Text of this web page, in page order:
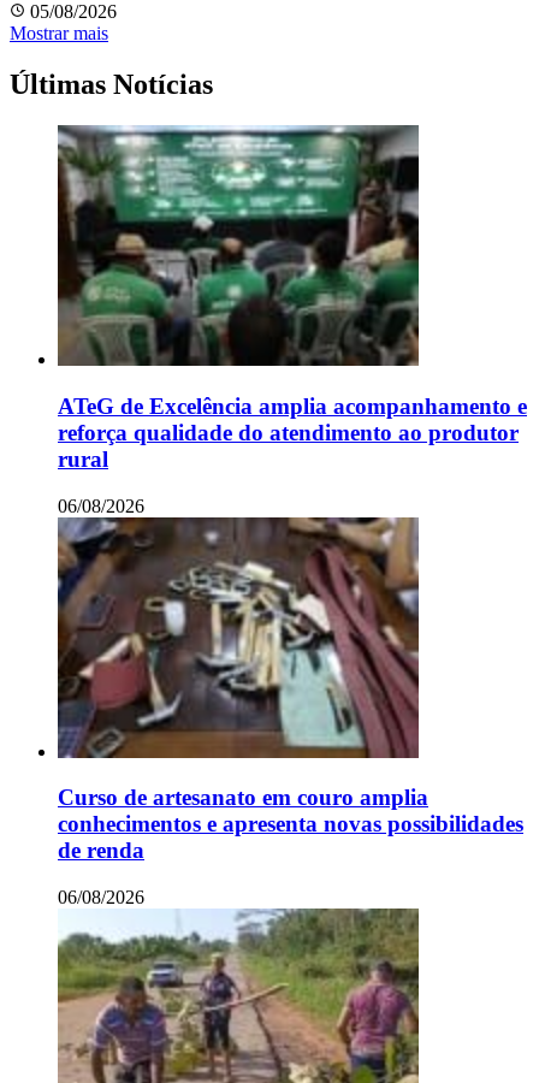
05/08/2026
Mostrar mais
Últimas Notícias
ATeG de Excelência amplia acompanhamento e
reforça qualidade do atendimento ao produtor
rural
06/08/2026
Curso de artesanato em couro amplia
conhecimentos e apresenta novas possibilidades
de renda
06/08/2026